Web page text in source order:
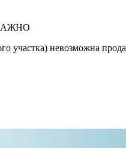
участка) невозможна